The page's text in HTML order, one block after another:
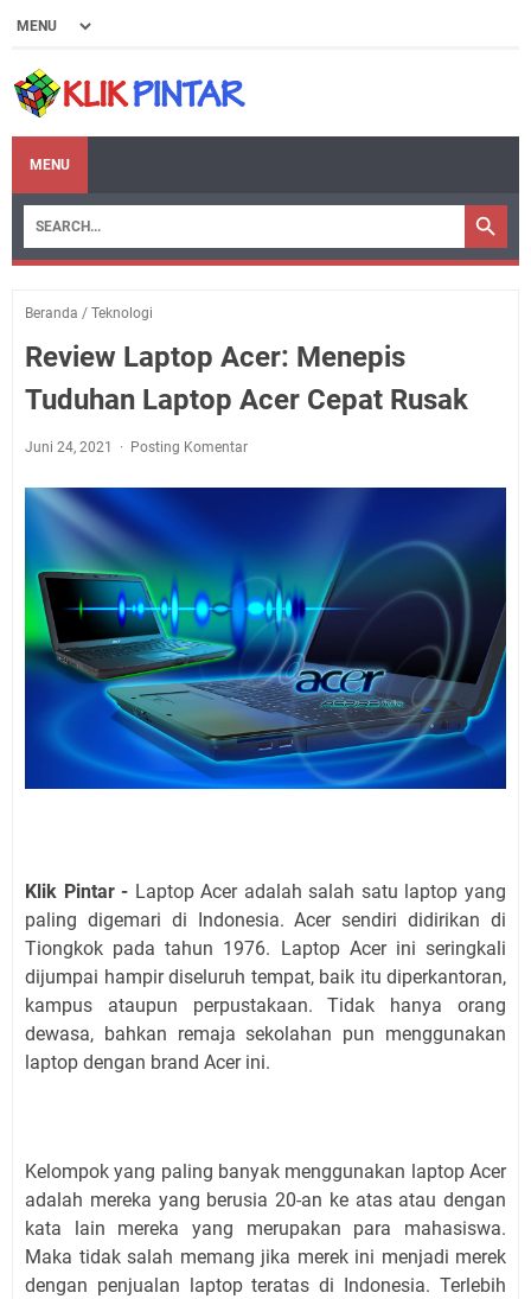
MENU
Beranda / Teknologi
Review Laptop Acer: Menepis
Tuduhan Laptop Acer Cepat Rusak
Juni 24, 2021 Posting Komentar
Klik Pintar - Laptop Acer adalah salah satu laptop yang
paling digemari di Indonesia. Acer sendiri didirikan di
Tiongkok pada tahun 1976. Laptop Acer ini seringkali
dijumpai hampir diseluruh tempat, baik itu diperkantoran,
kampus ataupun perpustakaan. Tidak hanya orang
dewasa, bahkan remaja sekolahan pun menggunakan
laptop dengan brand Acer ini.
Kelompok yang paling banyak menggunakan laptop Acer
adalah mereka yang berusia 20-an ke atas atau dengan
kata lain mereka yang merupakan para mahasiswa.
Maka tidak salah memang jika merek ini menjadi merek
dengan penjualan laptop teratas di Indonesia. Terlebih